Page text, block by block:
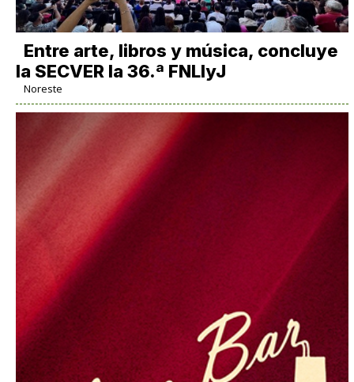
Entre arte, libros y música, concluye
la SECVER la 36.ª FNLIyJ
Noreste